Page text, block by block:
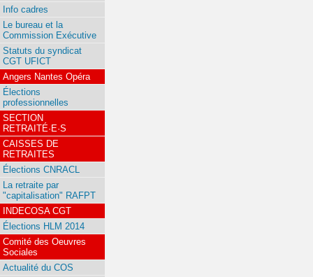
Info cadres
Le bureau et la
Commission Exécutive
Statuts du syndicat
CGT UFICT
Angers Nantes Opéra
Élections
professionnelles
SECTION
RETRAITÉ·E·S
CAISSES DE
RETRAITES
Élections CNRACL
La retraite par
"capitalisation" RAFPT
INDECOSA CGT
Élections HLM 2014
Comité des Oeuvres
Sociales
Actualité du COS